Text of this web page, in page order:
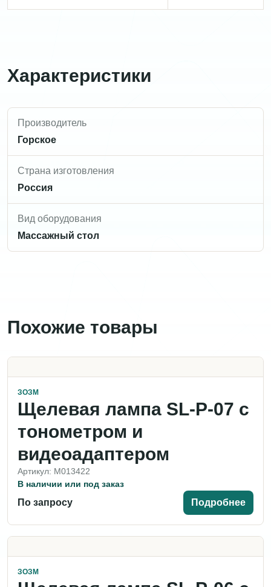
Характеристики
Производитель
Горское
Страна изготовления
Россия
Вид оборудования
Массажный стол
Похожие товары
ЗОЗМ
Щелевая лампа SL-P-07 c
тонометром и
видеоадаптером
Артикул: M013422
В наличии или под заказ
По запросу Подробнее
ЗОЗМ